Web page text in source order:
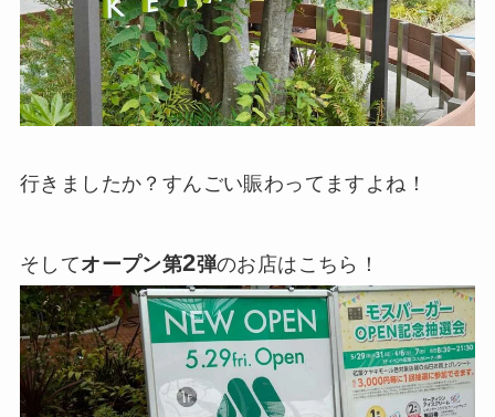
行きましたか？すんごい賑わってますよね！
そしてオープン第2弾のお店はこちら！